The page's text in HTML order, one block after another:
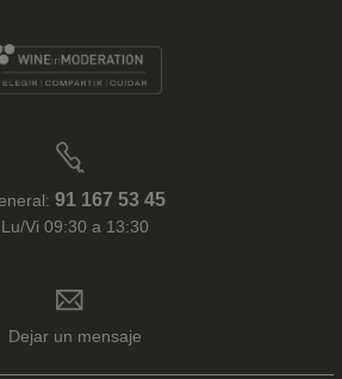
91 167 53 45
Lu/Vi 09:30 a 13:30
Dejar un mensaje